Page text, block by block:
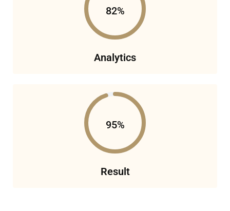
82%
Analytics
95%
Result